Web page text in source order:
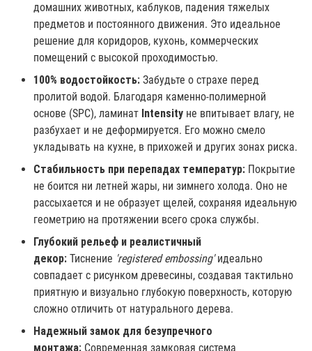
домашних животных, каблуков, падения тяжелых
предметов и постоянного движения. Это идеальное
решение для коридоров, кухонь, коммерческих
помещений с высокой проходимостью.
100% водостойкость: Забудьте о страхе перед
пролитой водой. Благодаря каменно-полимерной
основе (SPC), ламинат Intensity не впитывает влагу, не
разбухает и не деформируется. Его можно смело
укладывать на кухне, в прихожей и других зонах риска.
Стабильность при перепадах температур: Покрытие
не боится ни летней жары, ни зимнего холода. Оно не
рассыхается и не образует щелей, сохраняя идеальную
геометрию на протяжении всего срока службы.
Глубокий рельеф и реалистичный
декор: Тиснение 'registered embossing' идеально
совпадает с рисунком древесины, создавая тактильно
приятную и визуально глубокую поверхность, которую
сложно отличить от натурального дерева.
Надежный замок для безупречного
монтажа: Современная замковая система